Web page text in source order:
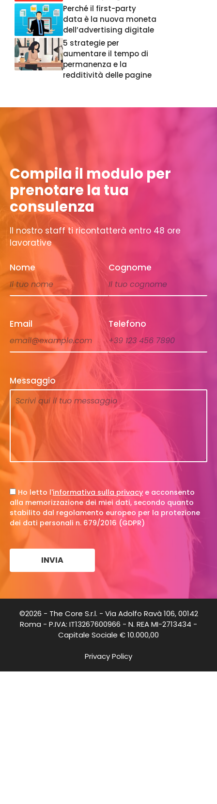
Perché il first-party
data è la nuova moneta
dell’advertising digitale
5 strategie per
aumentare il tempo di
permanenza e la
redditività delle pagine
Compila il modulo per
prenotare la tua
consulenza
Il nostro staff ti ricontatterà entro 48 ore
lavorative
Nome Cognome
Email Telefono
Messaggio
Ho letto l'informativa sulla privacy e acconsento
alla memorizzazione dei miei dati, secondo quanto
stabilito dal regolamento europeo per la protezione
dei dati personali n. 679/2016 (GDPR)
©2026 - The Core S.r.l. - Via Adolfo Ravà 106, 00142
Roma - P.IVA: IT13267600966 - N. REA MI-2713434 -
Capitale Sociale € 10.000,00
Privacy Policy